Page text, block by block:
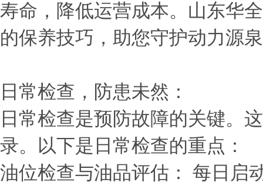
寿命，降低运营成本。山东华
的保养技巧，助您守护动力源
日常检查，防患未然：
日常检查是预防故障的关键。
录。以下是日常检查的重点：
油位检查与油品评估： 每日启